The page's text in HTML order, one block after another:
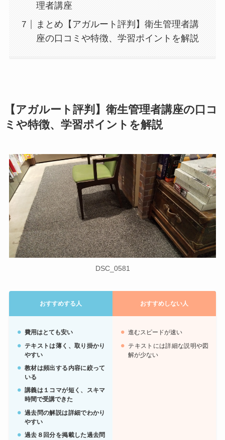
理者講座
まとめ【アガルート評判】衛生管理者講
座の口コミや特徴、学習ポイントを解説
【アガルート評判】衛生管理者講座の口コ
ミや特徴、学習ポイントを解説
DSC_0581
おすすめする人 おすすめしない人
費用はとても安い
テキストは薄く、取り掛かり
やすい
教材は頻出する内容に絞って
いる
講義は１コマが短く、スキマ
時間で受講できた
過去問の解説は詳細でわかり
やすい
過去８回分を掲載した過去問
進むスピードが速い
テキストには詳細な説明や図
解が少ない